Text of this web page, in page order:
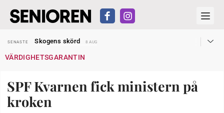
SENASTE
Skogens skörd
8 AUG
SENASTE
Reform för äldre kan bli slag i luften
SENASTE
Snart kan telefonförsäljning förbjudas i Sverige
29 JUL
SENASTE
Hyror rusar ifrån äldres bostadstillägg
28 JUL
SENASTE
Skogens skörd
VÄRDIGHETSGARANTIN
SPF Kvarnen fick ministern på
kroken